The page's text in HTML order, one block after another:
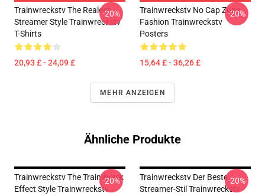
Trainwreckstv The Realest
Streamer Style Trainwreckstv
T-Shirts
20,93 £ - 24,09 £
-20%
Trainwreckstv No Cap Zone
Fashion Trainwreckstv
Posters
15,64 £ - 36,26 £
-20%
MEHR ANZEIGEN
Ähnliche Produkte
Trainwreckstv The TrainWreck
Effect Style Trainwreckstv
-20%
Trainwreckstv Der Beste
Streamer-Stil Trainwreckstv
-20%